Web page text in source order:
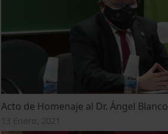
Acto de Homenaje al Dr. Ángel Blanco
13 Enero, 2021